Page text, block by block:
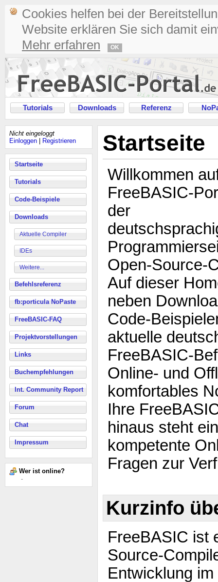
Cookies helfen bei der
Website erklären Sie sich damit
Mehr erfahren
OK
Tutorials Downloads Referenz
Nicht eingeloggt
Einloggen
Registrieren
Startseite
Tutorials
Code-Beispiele
Downloads
Aktuelle Compiler
IDEs
Weitere...
Befehlsreferenz
fb:porticula NoPaste
FreeBASIC-FAQ
Projektvorstellungen
Links
Buchempfehlungen
Int. Community Report
Forum
Chat
Impressum
Wer ist online?
-
Startseite
Willkommen
FreeBASIC-
der
Open-Source-
Auf dieser
neben
Code-
aktuelle
FreeBASIC-
Online- und
komfortables
Ihre
hinaus steht
kompetente
Fragen zur
Kurzinfo
FreeBASIC ist
Source-
Entwicklung